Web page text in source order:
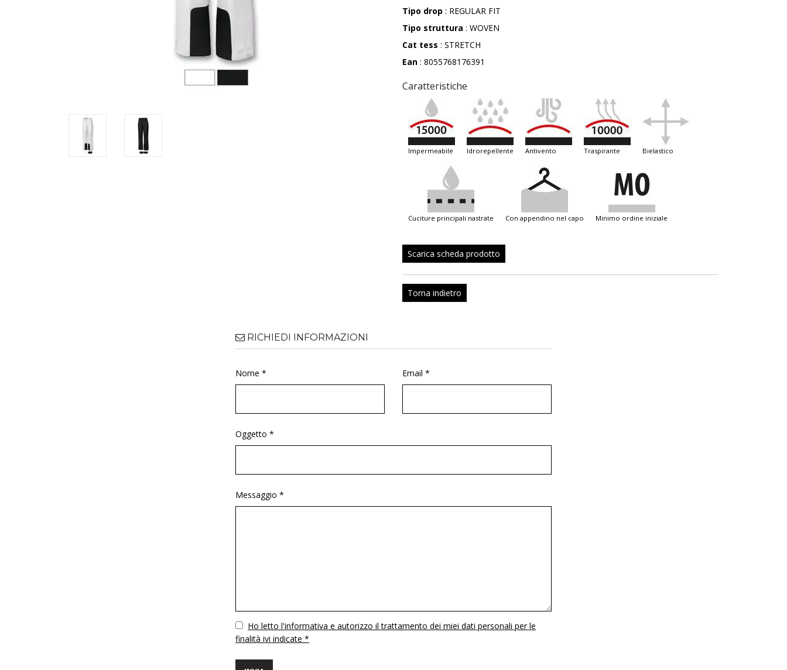
Tipo drop : REGULAR FIT
Tipo struttura : WOVEN
Cat tess : STRETCH
Ean : 8055768176391
Caratteristiche
impermeabile idrorepellente antivento traspirante bielastico
cuciture principali nastrate con appendino nel capo minimo ordine iniziale
Scarica scheda prodotto
Torna indietro
RICHIEDI INFORMAZIONI
Nome * Email *
Oggetto *
Messaggio *
VuotoHo letto l'informativa e autorizzo il trattamento dei miei dati personali per le
finalità ivi indicate *